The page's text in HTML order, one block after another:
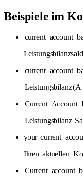
Beispiele im
current account
current account
Leistungsbilanz
Current Account
Leistungsbilanz
your current
Ihren aktuellen
Current account